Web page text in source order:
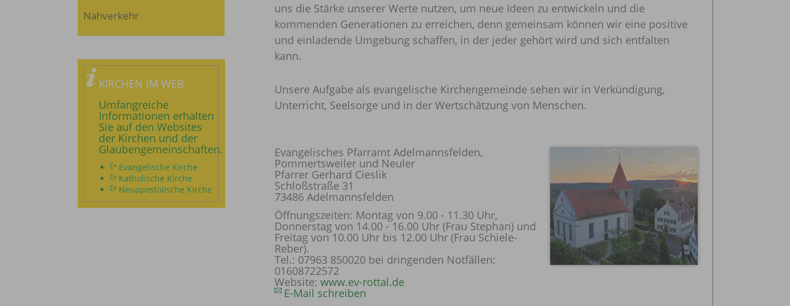
Nahverkehr
KIRCHEN IM WEB
Umfangreiche
Informationen erhalten
Sie auf den Websites
der Kirchen und der
Glaubengemeinschaften.
Evangelische Kirche
Katholische Kirche
Neuapostolische Kirche
uns die Stärke unserer Werte nutzen, um neue Ideen zu entwickeln und die
kommenden Generationen zu erreichen, denn gemeinsam können wir eine positive
und einladende Umgebung schaffen, in der jeder gehört wird und sich entfalten
kann.
Unsere Aufgabe als evangelische Kirchengemeinde sehen wir in Verkündigung,
Unterricht, Seelsorge und in der Wertschätzung von Menschen.
Evangelisches Pfarramt Adelmannsfelden,
Pommertsweiler und Neuler
Pfarrer Gerhard Cieslik
Schloßstraße 31
73486 Adelmannsfelden
Öffnungszeiten: Montag von 9.00 - 11.30 Uhr,
Donnerstag von 14.00 - 16.00 Uhr (Frau Stephan) und
Freitag von 10.00 Uhr bis 12.00 Uhr (Frau Schiele-
Reber).
Tel.: 07963 850020 bei dringenden Notfällen:
01608722572
Website:www.ev-rottal.de
E-Mail schreiben